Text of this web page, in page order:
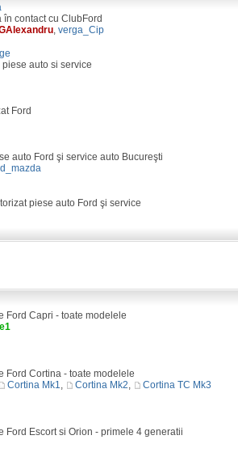
în contact cu ClubFord
, verga_Cip
auto si service
Ford
auto Ford şi service auto Bucureşti
piese auto Ford şi service
Ford Capri - toate modelele
Ford Cortina - toate modelele
Cortina Mk1, Cortina Mk2, Cortina TC Mk3
Ford Escort si Orion - primele 4 generatii